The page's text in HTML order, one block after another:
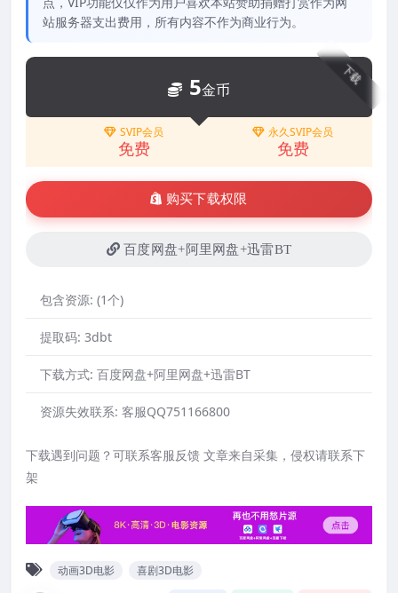
站服务器支出费用，所有内容不作为商业行为。
下载
5金币
SVIP会员
免费
永久SVIP会员
免费
购买下载权限
百度网盘+阿里网盘+迅雷BT
包含资源: (1个)
提取码: 3dbt
下载方式: 百度网盘+阿里网盘+迅雷BT
资源失效联系: 客服QQ751166800
下载遇到问题？可联系客服反馈 文章来自采集，侵权请联系下
架
动画3D电影 喜剧3D电影